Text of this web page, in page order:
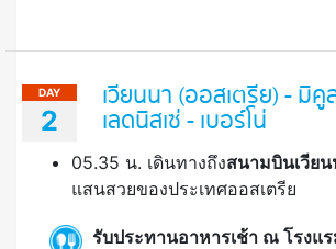
DAY
2
เวียนนา (ออสเตรีย) - มิคู
เลดนิสเซ่ - เบอร์โน่
05.35 น. เดินทางถึงสนามบินเวีย
แสนสวยของประเทศออสเตรีย
รับประทานอาหารเช้า ณ โรงแ